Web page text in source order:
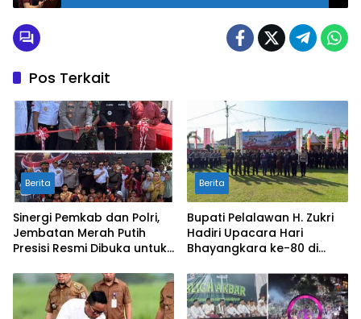
Pos Terkait
Berita
Sinergi Pemkab dan Polri,
Jembatan Merah Putih
Presisi Resmi Dibuka untuk
Rangsang
Berita
Bupati Pelalawan H. Zukri
Hadiri Upacara Hari
Bhayangkara ke-80 di